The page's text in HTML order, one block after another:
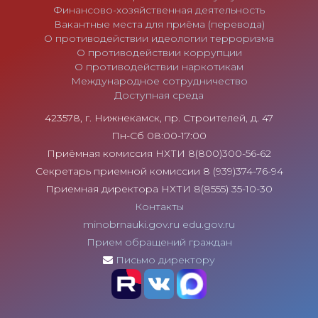
Финансово-хозяйственная деятельность
Вакантные места для приёма (перевода)
О противодействии идеологии терроризма
О противодействии коррупции
О противодействии наркотикам
Международное сотрудничество
Доступная среда
423578, г. Нижнекамск, пр. Строителей, д. 47
Пн-Сб 08:00-17:00
Приёмная комиссия НХТИ 8(800)300-56-62
Секретарь приемной комиссии 8 (939)374-76-94
Приемная директора НХТИ 8(8555) 35-10-30
Контакты
minobrnauki.gov.ru edu.gov.ru
Прием обращений граждан
Письмо директору